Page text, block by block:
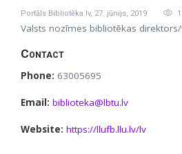
Portāls Bibliotēka.lv, 27. jūnijs, 2019
Valsts nozīmes bibliotēkas
Contact
Phone: 63005695
Email: biblioteka@lbtu.lv
Website: https://llufb.llu.lv/lv